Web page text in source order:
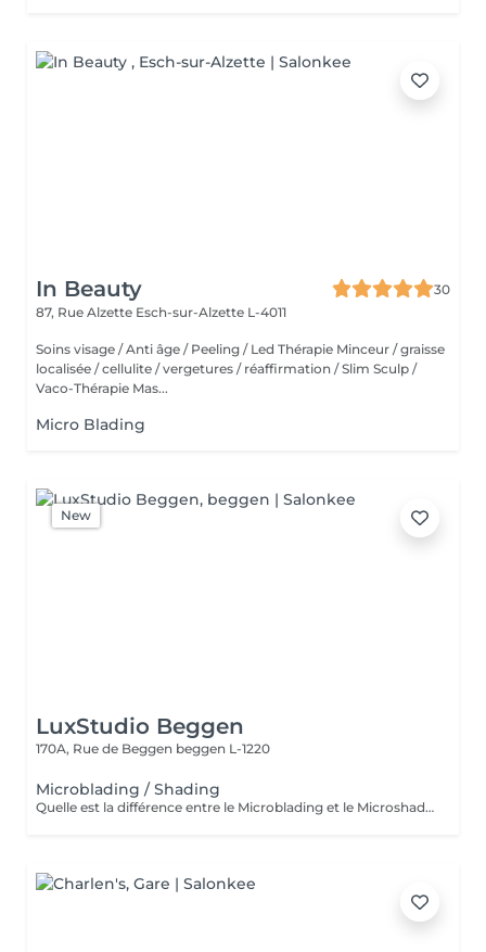
In Beauty
30
87, Rue Alzette Esch-sur-Alzette L-4011
Soins visage / Anti âge / Peeling / Led Thérapie Minceur / graisse
localisée / cellulite / vergetures / réaffirmation / Slim Sculp /
Vaco-Thérapie Mas...
Micro Blading
New
LuxStudio Beggen
170A, Rue de Beggen beggen L-1220
Microblading / Shading
Quelle est la différence entre le Microblading et le Microshading ? Le Microblading est une technique manuelle de maquillage semi-permanent qui imite parfaitement des poils fins et naturels. Idéal pour combler des zones clairsemées ou redessiner la ligne des sourcils tout en conservant un aspect très naturel. Effet « poil à poil ». Le Microshading, en revanche, utilise une technique de pigmentation par pointillé, similaire à un effet d'ombre ou de dégradé maquillé. Il donne un aspect plus doux, poudré et sophistiqué, idéal pour celles qui aiment un effet maquillage subtil mais structuré. Effet « ombré » ou « poudré ». Quelle technique choisir ? Microblading : pour un effet naturel, sourcils peu fournis ou très fins. Microshading : pour un look maquillé, des sourcils plus nets et définis. Technique mixte (combinée) : les deux techniques sont parfois associées pour un résultat sur mesure, avec poils à l'avant et ombrage à la queue du sourcil. Une consultation personnalisée est toujours recommandée pour déterminer la technique la plus adaptée à votre peau, à vos attentes et à votre style. Souhaitez-vous aussi que eu traduza em português ou adaptar para o público do Lux Studio?